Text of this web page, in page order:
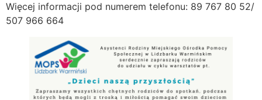
Więcej informacji pod numerem telefonu: 89 767 80 52/
507 966 664